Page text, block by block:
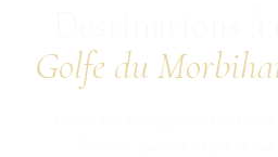
Golfe du